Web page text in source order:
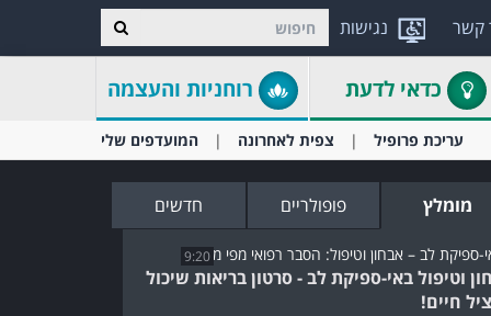
נגישות קשר
כדאי לדעת רוחניות והעצמה
עריכת פרופיל צפית לאחרונה המועדפים שלי
מומלץ פופולריים חדשים
9:20
וטיפול באי-ספיקת לב - סרטון בריאות שיכול
חיים!